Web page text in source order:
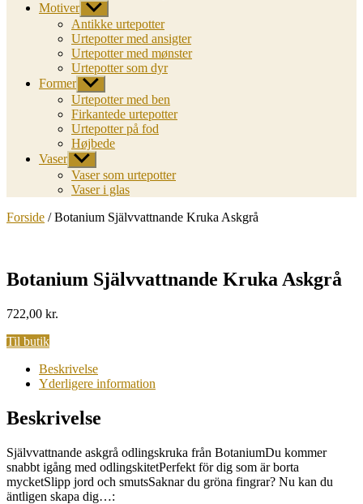
Motiver Vis
undermenu
Antikke urtepotter
Urtepotter med ansigter
Urtepotter med mønster
Urtepotter som dyr
Former Vis
undermenu
Urtepotter med ben
Firkantede urtepotter
Urtepotter på fod
Højbede
Vaser Vis
undermenu
Vaser som urtepotter
Vaser i glas
Forside / Botanium Självvattnande Kruka Askgrå
Botanium Självvattnande Kruka Askgrå
722,00 kr.
Til butik
Beskrivelse
Yderligere information
Beskrivelse
Självvattnande askgrå odlingskruka från BotaniumDu kommer
snabbt igång med odlingskitetPerfekt för dig som är borta
mycketSlipp jord och smutsSaknar du gröna fingrar? Nu kan du
äntligen skapa dig…: